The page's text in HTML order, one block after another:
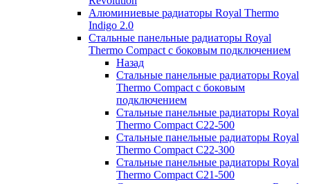
Алюминиевые радиаторы Royal Thermo
Indigo 2.0
Стальные панельные радиаторы Royal
Thermo Compact с боковым подключением
Назад
Стальные панельные радиаторы Royal
Thermo Compact с боковым
подключением
Стальные панельные радиаторы Royal
Thermo Compact C22-500
Стальные панельные радиаторы Royal
Thermo Compact C22-300
Стальные панельные радиаторы Royal
Thermo Compact C21-500